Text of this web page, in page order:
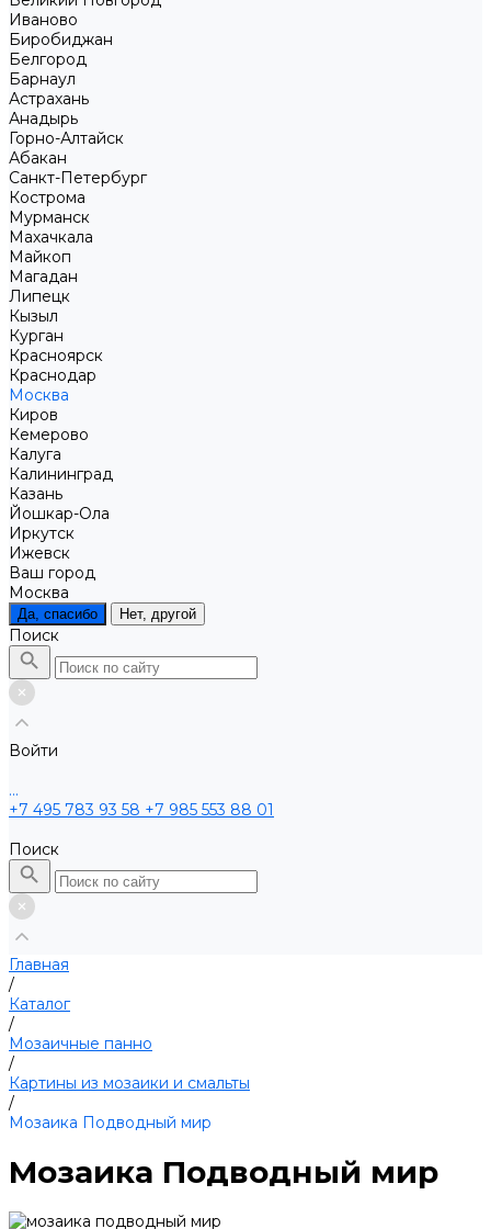
Иваново
Биробиджан
Белгород
Барнаул
Астрахань
Анадырь
Горно-Алтайск
Абакан
Санкт-Петербург
Кострома
Мурманск
Махачкала
Майкоп
Магадан
Липецк
Кызыл
Курган
Красноярск
Краснодар
Москва
Киров
Кемерово
Калуга
Калининград
Казань
Йошкар-Ола
Иркутск
Ижевск
Ваш город
Москва
Да, спасибо Нет, другой
Поиск
Войти
...
+7 495 783 93 58 +7 985 553 88 01
Поиск
Главная
/
Каталог
/
Мозаичные панно
/
Картины из мозаики и смальты
/
Мозаика Подводный мир
Мозаика Подводный мир